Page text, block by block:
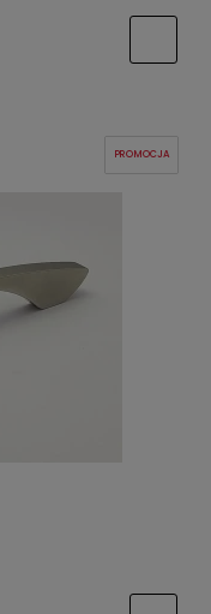
PROMOCJA